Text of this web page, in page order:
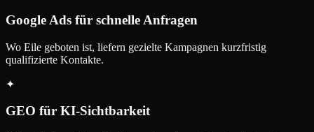
Google Ads für schnelle Anfragen
Wo Eile geboten ist, liefern gezielte Kampagnen kurzfristig
qualifizierte Kontakte.
✦
GEO für KI-Sichtbarkeit